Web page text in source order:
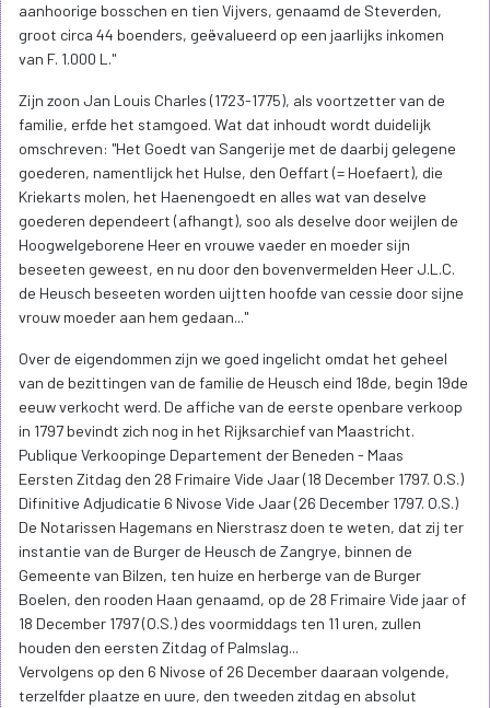
aanhoorige bosschen en tien Vijvers, genaamd de Steverden,
groot circa 44 boenders, geëvalueerd op een jaarlijks inkomen
van F. 1.000 L."
Zijn zoon Jan Louis Charles (1723-1775), als voortzetter van de
familie, erfde het stamgoed. Wat dat inhoudt wordt duidelijk
omschreven: "Het Goedt van Sangerije met de daarbij gelegene
goederen, namentlijck het Hulse, den Oeffart (= Hoefaert), die
Kriekarts molen, het Haenengoedt en alles wat van deselve
goederen dependeert (afhangt), soo als deselve door weijlen de
Hoogwelgeborene Heer en vrouwe vaeder en moeder sijn
beseeten geweest, en nu door den bovenvermelden Heer J.L.C.
de Heusch beseeten worden uijtten hoofde van cessie door sijne
vrouw moeder aan hem gedaan..."
Over de eigendommen zijn we goed ingelicht omdat het geheel
van de bezittingen van de familie de Heusch eind 18de, begin 19de
eeuw verkocht werd. De affiche van de eerste openbare verkoop
in 1797 bevindt zich nog in het Rijksarchief van Maastricht.
Publique Verkoopinge Departement der Beneden - Maas
Eersten Zitdag den 28 Frimaire Vide Jaar (18 December 1797. O.S.)
Difinitive Adjudicatie 6 Nivose Vide Jaar (26 December 1797. O.S.)
De Notarissen Hagemans en Nierstrasz doen te weten, dat zij ter
instantie van de Burger de Heusch de Zangrye, binnen de
Gemeente van Bilzen, ten huize en herberge van de Burger
Boelen, den rooden Haan genaamd, op de 28 Frimaire Vide jaar of
18 December 1797 (O.S.) des voormiddags ten 11 uren, zullen
houden den eersten Zitdag of Palmslag...
Vervolgens op den 6 Nivose of 26 December daaraan volgende,
terzelfder plaatze en uure, den tweeden zitdag en absolut